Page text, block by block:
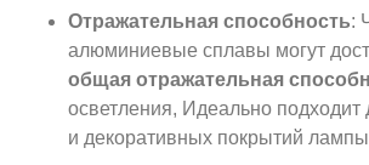
Отражательная способность:
алюминиевые сплавы могут
общая отражательная
осветления, Идеально подходит
и декоративных покрытий